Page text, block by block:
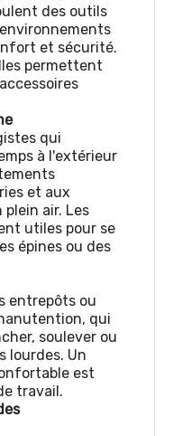
des outils
et sécurité.
permettent
qui
à l'extérieur
et aux
air. Les
utiles pour se
épines ou des
entrepôts ou
qui
soulever ou
lourdes. Un
est
travail.